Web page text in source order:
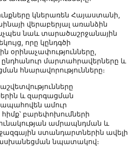
կներառեն Հայաստանի,
վերաբերյալ առանձին
նաև տարածաշրջանային
որը կընդգծի
օրինաչափությունները,
մարտահրավերները և
հնարավորությունները։
և զարգացման
ամուր
բարեփոխումների
ամրապնդման և
ստանդարտներին ավելի
նպատակով։